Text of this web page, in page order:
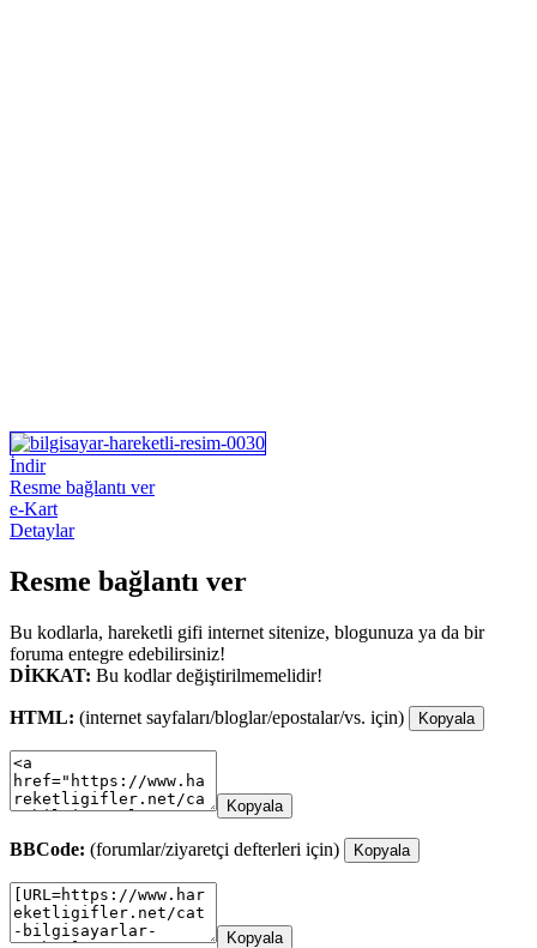
İndir
Resme bağlantı ver
e-Kart
Detaylar
Resme bağlantı ver
Bu kodlarla, hareketli gifi internet sitenize, blogunuza ya da bir
foruma entegre edebilirsiniz!
DİKKAT: Bu kodlar değiştirilmemelidir!
HTML: (internet sayfaları/bloglar/epostalar/vs. için) Kopyala
Kopyala
BBCode: (forumlar/ziyaretçi defterleri için) Kopyala
Kopyala